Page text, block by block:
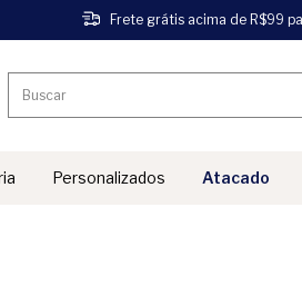
Frete grátis acima de R$99
Personalizados Atacado